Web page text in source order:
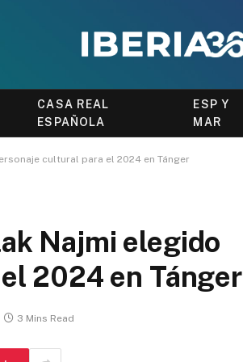
CASA REAL
ESPAÑOLA
ESP Y
MAR
cultural para el 2024 en Tánger
Najmi elegido
2024 en Tánger
3 Mins Read